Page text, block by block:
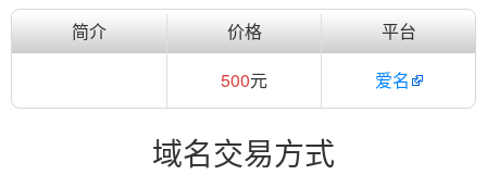
简介 价格
平台
500元 爱名
域名交易方式